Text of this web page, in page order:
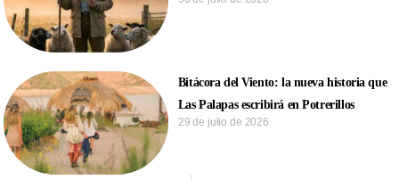
Bitácora del Viento: la nueva historia que
Las Palapas escribirá en Potrerillos
29 de julio de 2026